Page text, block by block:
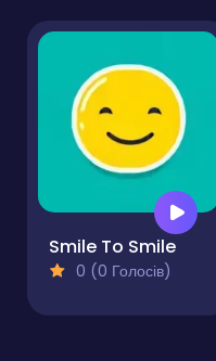
Smile To Smile
0 (0 Голосів)